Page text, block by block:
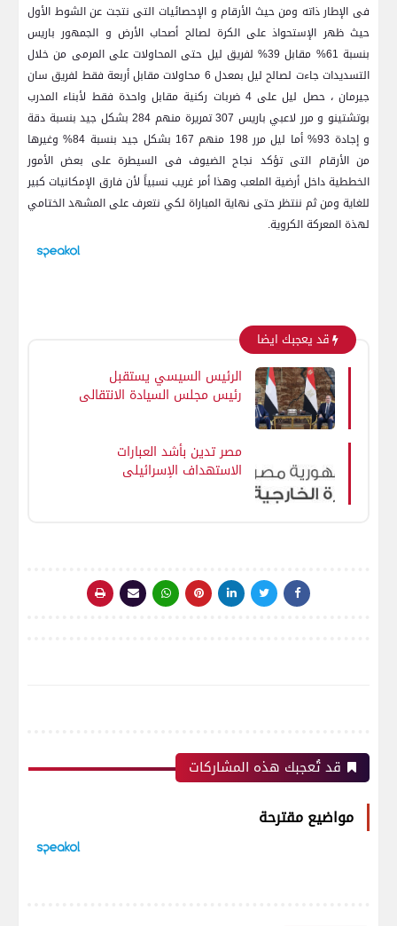
فى الإطار ذاته ومن حيث الأرقام و الإحصائيات التى نتجت عن الشوط الأول
حيث ظهر الإستحواذ على الكرة لصالح أصحاب الأرض و الجمهور باريس
بنسبة 61% مقابل 39% لفريق ليل حتى المحاولات على المرمى من خلال
التسديدات جاءت لصالح ليل بمعدل 6 محاولات مقابل أربعة فقط لفريق سان
جيرمان ، حصل ليل على 4 ضربات ركنية مقابل واحدة فقط لأبناء المدرب
بوتشتينو و مرر لاعبي باريس 307 تمريرة منهم 284 بشكل جيد بنسبة دقة
و إجادة 93% أما ليل مرر 198 منهم 167 بشكل جيد بنسبة 84% وغيرها
من الأرقام التى تؤكد نجاح الضيوف فى السيطرة على بعض الأمور
الخططية داخل أرضية الملعب وهذا أمر غريب نسبياً لأن فارق الإمكانيات كبير
للغاية ومن ثم ننتظر حتى نهاية المباراة لكي نتعرف على المشهد الختامي
لهذة المعركة الكروية.
قد يعجبك ايضا
الرئيس السيسي يستقبل
رئيس مجلس السيادة الانتقالي
مصر تدين بأشد العبارات
الاستهداف الإسرائيلي
قد تُعجبك هذه المشاركات
مواضيع مقترحة